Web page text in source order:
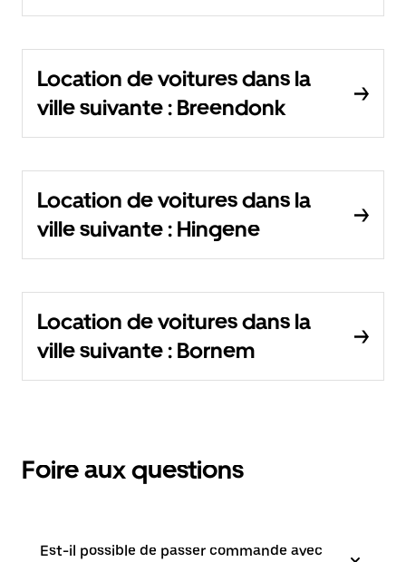
Location de voitures dans la
ville suivante : Breendonk
Location de voitures dans la
ville suivante : Hingene
Location de voitures dans la
ville suivante : Bornem
Foire aux questions
Est-il possible de passer commande avec